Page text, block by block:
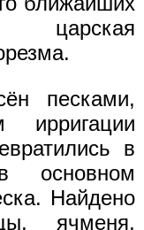
царская
песками,
в
основном
Найдено
ячменя,